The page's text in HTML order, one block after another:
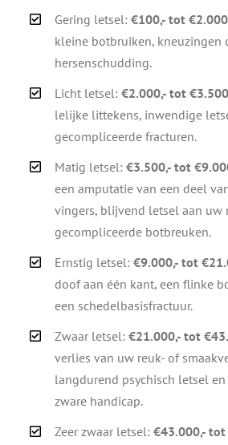
Gering letsel:€100,- tot
kleine botbruiken, kneuzingen
hersenschudding.
Licht letsel:€2.000,- tot
lelijke littekens, inwendige
gecompliceerde fracturen.
Matig letsel:€3.500,- tot
een amputatie van een deel
vingers, blijvend letsel aan uw
gecompliceerde botbreuken.
Ernstig letsel:€9.000,- tot
doof aan één kant, een flinke
een schedelbasisfractuur.
Zwaar letsel:€21.000,- tot
verlies van uw reuk- of
langdurend psychisch letsel
zware handicap.
Zeer zwaar letsel:€43.000,-